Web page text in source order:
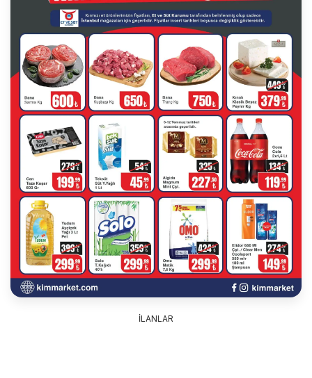
İLANLAR